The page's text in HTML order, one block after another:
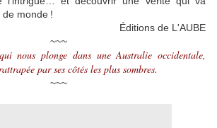
monde !
Éditions de L'AUBE
~~~
nous plonge dans une Australie occidentale,
par ses côtés les plus sombres.
~~~